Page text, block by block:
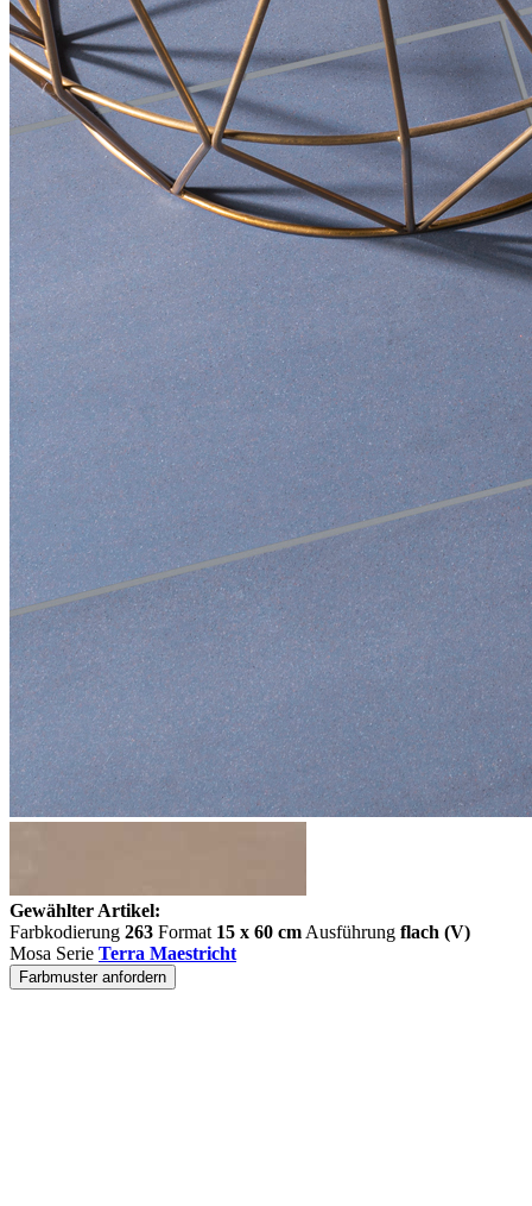
Gewählter Artikel:
Farbkodierung 263 Format 15 x 60 cm Ausführung flach (V)
Mosa Serie Terra Maestricht
Farbmuster anfordern